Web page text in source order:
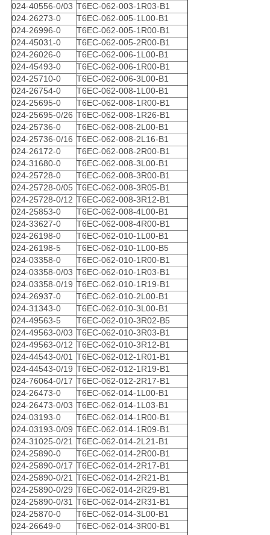
024-40556-0/03 T6EC-062-003-1R03-B1
024-26273-0
T6EC-062-005-1L00-B1
024-26996-0
T6EC-062-005-1R00-B1
024-45031-0
T6EC-062-005-2R00-B1
024-26026-0
T6EC-062-006-1L00-B1
024-45493-0
T6EC-062-006-1R00-B1
024-25710-0
T6EC-062-006-3L00-B1
024-26754-0
T6EC-062-008-1L00-B1
024-25695-0
T6EC-062-008-1R00-B1
024-25695-0/26 T6EC-062-008-1R26-B1
024-25736-0
T6EC-062-008-2L00-B1
024-25736-0/16 T6EC-062-008-2L16-B1
024-26172-0
T6EC-062-008-2R00-B1
024-31680-0
T6EC-062-008-3L00-B1
024-25728-0
T6EC-062-008-3R00-B1
024-25728-0/05 T6EC-062-008-3R05-B1
024-25728-0/12 T6EC-062-008-3R12-B1
024-25853-0
T6EC-062-008-4L00-B1
024-33627-0
T6EC-062-008-4R00-B1
024-26198-0
T6EC-062-010-1L00-B1
024-26198-5
T6EC-062-010-1L00-B5
024-03358-0
T6EC-062-010-1R00-B1
024-03358-0/03 T6EC-062-010-1R03-B1
024-03358-0/19 T6EC-062-010-1R19-B1
024-26937-0
T6EC-062-010-2L00-B1
024-31343-0
T6EC-062-010-3L00-B1
024-49563-5
T6EC-062-010-3R02-B5
024-49563-0/03 T6EC-062-010-3R03-B1
024-49563-0/12 T6EC-062-010-3R12-B1
024-44543-0/01 T6EC-062-012-1R01-B1
024-44543-0/19 T6EC-062-012-1R19-B1
024-76064-0/17 T6EC-062-012-2R17-B1
024-26473-0
T6EC-062-014-1L00-B1
024-26473-0/03 T6EC-062-014-1L03-B1
024-03193-0
T6EC-062-014-1R00-B1
024-03193-0/09 T6EC-062-014-1R09-B1
024-31025-0/21 T6EC-062-014-2L21-B1
024-25890-0
T6EC-062-014-2R00-B1
024-25890-0/17 T6EC-062-014-2R17-B1
024-25890-0/21 T6EC-062-014-2R21-B1
024-25890-0/29 T6EC-062-014-2R29-B1
024-25890-0/31 T6EC-062-014-2R31-B1
024-25870-0
T6EC-062-014-3L00-B1
024-26649-0
T6EC-062-014-3R00-B1